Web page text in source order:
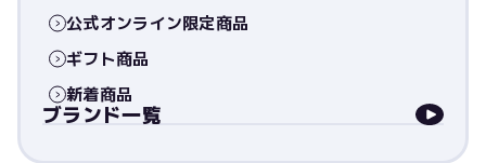
公式オンライン限定商品
ギフト商品
新着商品
ブランド一覧